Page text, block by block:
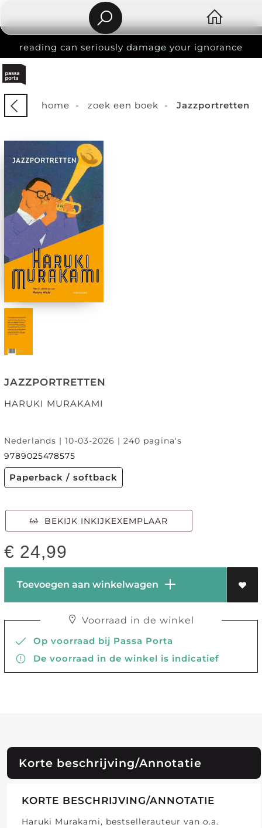
reading can seriously damage your ignorance
home - zoek een boek - Jazzportretten
JAZZPORTRETTEN
HARUKI MURAKAMI
Nederlands | 10-03-2026 | 240 pagina's
9789025478575
Paperback / softback
BEKIJK INKIJKEXEMPLAAR
€ 24,99
Toevoegen aan winkelwagen
Voorraad in de winkel
Op voorraad bij Passa Porta
De voorraad in de winkel is indicatief
Korte beschrijving/Annotatie
KORTE BESCHRIJVING/ANNOTATIE
Haruki Murakami, bestsellerauteur van o.a.